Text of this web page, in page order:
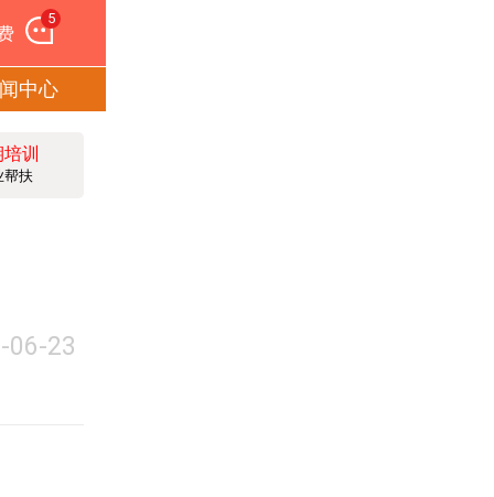
5
中心
训
帮扶
06-23